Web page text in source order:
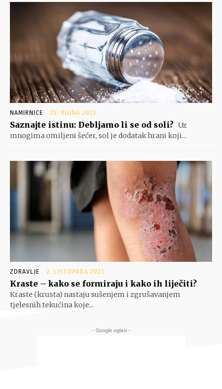
NAMIRNICE 25. RUJNA 2022.
Saznajte istinu: Debljamo li se od soli? Uz
mnogima omiljeni šećer, sol je dodatak hrani koji...
ZDRAVLJE 2. LISTOPADA 2023.
Kraste – kako se formiraju i kako ih liječiti?
Kraste (krusta) nastaju sušenjem i zgrušavanjem
tjelesnih tekućina koje...
- Google oglasi -